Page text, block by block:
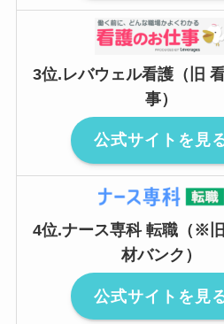
3位.レバウェル看護（旧
事）
公式サイトを見
4位.ナース専科 転職（※
材バンク）
公式サイトを見